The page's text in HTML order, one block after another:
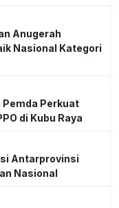
Anugerah
Nasional Kategori
Perkuat
di Kubu Raya
Antarprovinsi
Nasional